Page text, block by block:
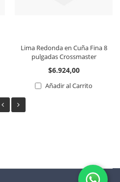
Lima Redonda en Cuña Fina 8
pulgadas Crossmaster
$6.924,00
Añadir al Carrito